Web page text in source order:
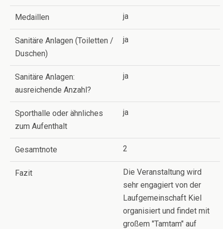
Medaillen ja
Sanitäre Anlagen (Toiletten /
Duschen)
ja
Sanitäre Anlagen:
ausreichende Anzahl?
ja
Sporthalle oder ähnliches
zum Aufenthalt
ja
Gesamtnote 2
Fazit
Die Veranstaltung wird
sehr engagiert von der
Laufgemeinschaft Kiel
organisiert und findet mit
großem "Tamtam" auf